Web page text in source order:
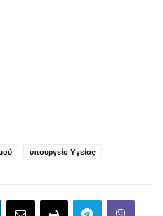
υπουργείο Υγείας